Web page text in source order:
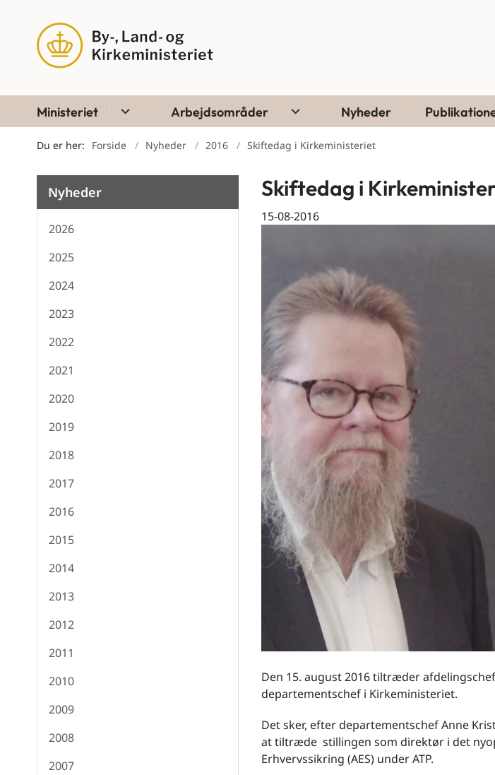
Ministeriet Arbejdsområder Nyheder
Du er her: Forside Nyheder 2016 Skiftedag i Kirkeministeriet
Nyheder
2026
2025
2024
2023
2022
2021
2020
2019
2018
2017
2016
2015
2014
2013
2012
2011
2010
2009
2008
2007
Skiftedag i
15-08-2016
Den 15. august 2016 tiltræder
departementschef i Kirkeministeriet.
Det sker, efter departementschef Anne
at tiltræde stillingen som direktør i det
Erhvervssikring (AES) under ATP.